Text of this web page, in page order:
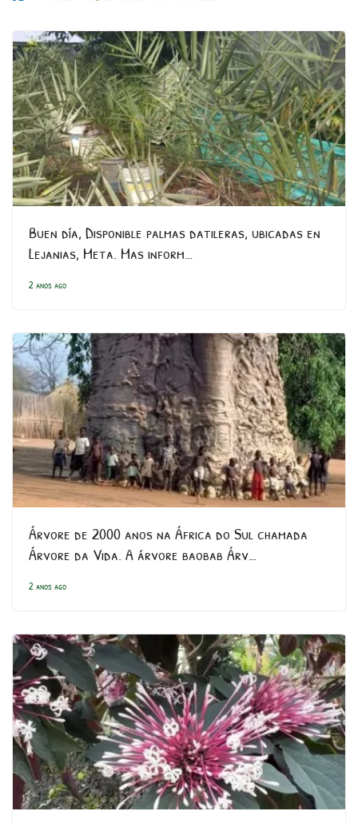
Buen día, Disponible palmas datileras, ubicadas en
Lejanias, Meta. Mas inform…
2 anos ago
Árvore de 2000 anos na África do Sul chamada
Árvore da Vida. A árvore baobab Árv…
2 anos ago